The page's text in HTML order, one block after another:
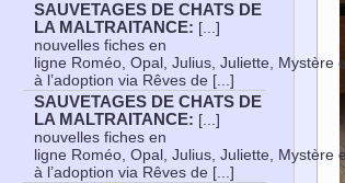
SAUVETAGES DE CHATS DE
LA MALTRAITANCE: [...]
nouvelles fiches en
ligne Roméo, Opal, Julius, Juliette, Mystère
à l’adoption via Rêves de [...]
SAUVETAGES DE CHATS DE
LA MALTRAITANCE: [...]
nouvelles fiches en
ligne Roméo, Opal, Julius, Juliette, Mystère
à l’adoption via Rêves de [...]